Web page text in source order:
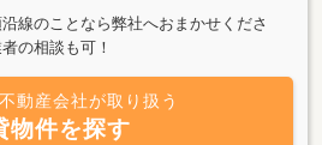
線のことなら弊社へおまかせくださ
の相談も可！
動産会社が取り扱う
物件を探す